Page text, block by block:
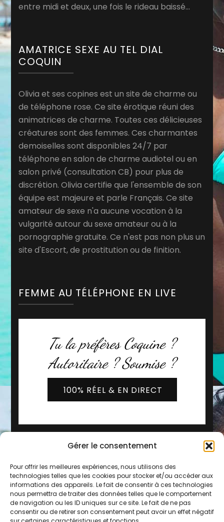
Gérer le consentement
Pour offrir les meilleures expériences, nous utilisons des
technologies telles que les cookies pour stocker et/ou accéder aux
informations des appareils. Le fait de consentir à ces technologies
nous permettra de traiter des données telles que le comportement
de navigation ou les ID uniques sur ce site. Le fait de ne pas
consentir ou de retirer son consentement peut avoir un effet négatif
entre midi et deux, une fois le rideau baissé…
AMATRICE SEXE AU TEL DIAL
COQUIN
Olivia et ses copines est un site de charme ou
de téléphone rose. Ce site érotique réuni des
animatrices de charme. Toutes ces délicieuses
créatures sont des femmes. Ces charmantes
demoiselles sont disponibles 24/7 par
téléphone en salon de charme audiotel ou en
salon privé (consultation CB) pour plus de
discrétion. Olivia certifie que l'ensemble de son
équipe est majeure et parle Français. Ce site
amateur de sexe n'a aucune vocation à la
vulgarité autour du sexe amateur ou à la
pornographie gratuite. Ce n'est pas non plus un
site d'Escort, de prostitution ou de finition.
FEMME AU TÉLÉPHONE EN LIVE
Tu la préfères Coquine ?
Autoritaire ? Soumise ?
100% RÉEL & EN DIRECT
2019 - 2026 © Copyright -Les Copines d'Olivia
* Service 0,80€/min + prix de l'appel